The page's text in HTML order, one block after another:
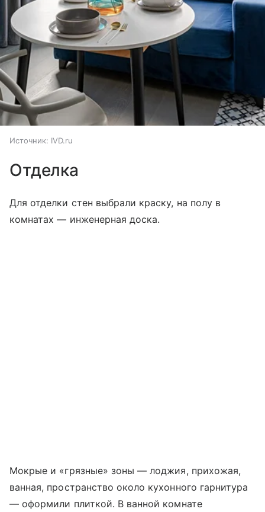
Источник: IVD.ru
Отделка
Для отделки стен выбрали краску, на полу в
комнатах — инженерная доска.
Мокрые и «грязные» зоны — лоджия, прихожая,
ванная, пространство около кухонного гарнитура
— оформили плиткой. В ванной комнате